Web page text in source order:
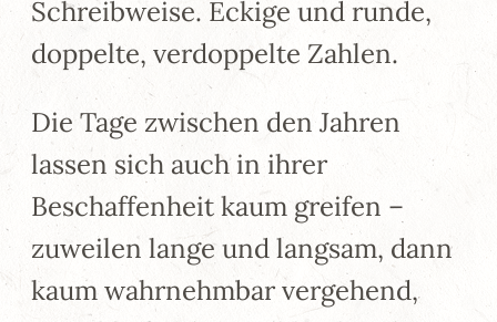
Schreibweise. Eckige und runde,
doppelte, verdoppelte Zahlen.
Die Tage zwischen den Jahren
lassen sich auch in ihrer
Beschaffenheit kaum greifen –
zuweilen lange und langsam, dann
kaum wahrnehmbar vergehend,